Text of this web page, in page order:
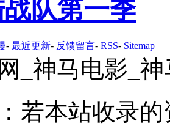
队第一季
- 最近更新- 反馈留言- RSS- Sitemap
_神马电影_
若本站收录